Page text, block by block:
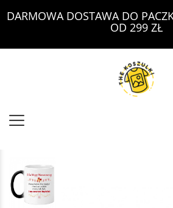
DARMOWA DOSTAWA DO
OD 299 ZŁ